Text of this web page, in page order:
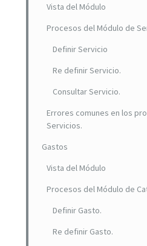
Vista del Módulo
Procesos del Módulo de
Definir Servicio
Re definir Servicio.
Consultar Servicio.
Errores comunes en los
Servicios.
Gastos
Vista del Módulo
Procesos del Módulo de
Definir Gasto.
Re definir Gasto.